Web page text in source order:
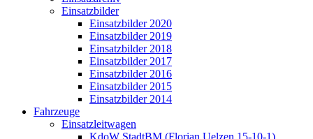
Einsatzbilder
Einsatzbilder 2020
Einsatzbilder 2019
Einsatzbilder 2018
Einsatzbilder 2017
Einsatzbilder 2016
Einsatzbilder 2015
Einsatzbilder 2014
Fahrzeuge
Einsatzleitwagen
KdoW StadtBM (Florian Uelzen 15-10-1)